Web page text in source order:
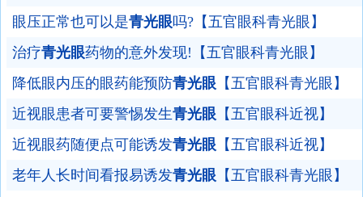
眼压正常也可以是青光眼吗?【五官眼科青光眼】
治疗青光眼药物的意外发现!【五官眼科青光眼】
降低眼内压的眼药能预防青光眼 【五官眼科青光眼】
近视眼患者可要警惕发生青光眼 【五官眼科近视】
近视眼药随便点可能诱发青光眼 【五官眼科近视】
老年人长时间看报易诱发青光眼 【五官眼科青光眼】